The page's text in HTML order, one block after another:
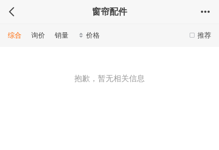
窗帘配件
推荐
综合 询价 销量 价格
抱歉，暂无相关信息